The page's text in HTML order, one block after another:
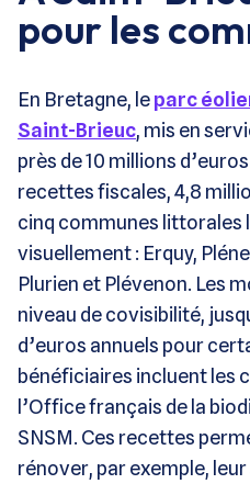
pour les
En Bretagne, leparc
Saint-Brieuc, mis en
près de 10 millions
recettes fiscales, 4,8
cinq communes littorales
visuellement : Erquy,
Plurien et Plévenon. Les
niveau de covisibilité,
d’euros annuels pour
bénéficiaires incluent les
l’Office français de la
SNSM. Ces recettes
rénover, par exemple,